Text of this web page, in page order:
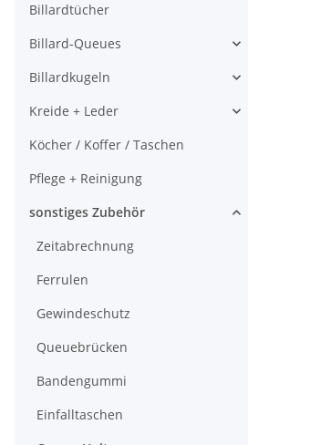
Billardtücher
Billard-Queues
Billardkugeln
Kreide + Leder
Köcher / Koffer / Taschen
Pflege + Reinigung
sonstiges Zubehör
Zeitabrechnung
Ferrulen
Gewindeschutz
Queuebrücken
Bandengummi
Einfalltaschen